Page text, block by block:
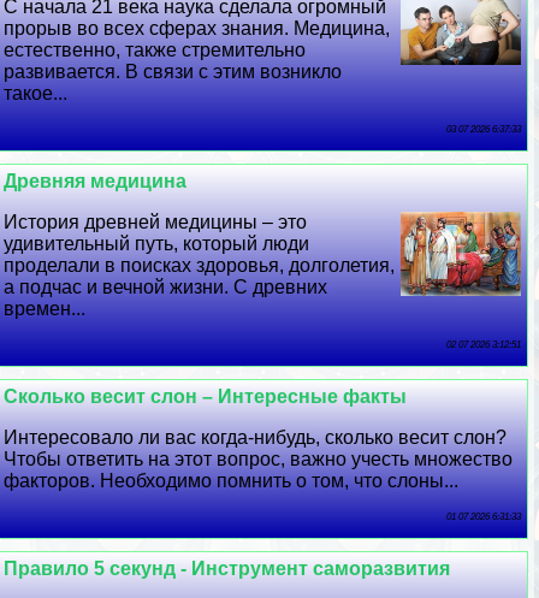
С начала 21 века наука сделала огромный
прорыв во всех сферах знания. Медицина,
естественно, также стремительно
развивается. В связи с этим возникло
такое...
03 07 2026 6:37:33
Древняя медицина
История древней медицины – это
удивительный путь, который люди
проделали в поисках здоровья, долголетия,
а подчас и вечной жизни. С древних
времен...
02 07 2026 3:12:51
Сколько весит слон – Интересные факты
Интересовало ли вас когда-нибудь, сколько весит слон?
Чтобы ответить на этот вопрос, важно учесть множество
факторов. Необходимо помнить о том, что слоны...
01 07 2026 6:31:33
Правило 5 секунд - Инструмент саморазвития